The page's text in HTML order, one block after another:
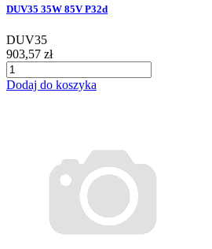
DUV35 35W 85V P32d
DUV35
903,57 zł
Dodaj do koszyka